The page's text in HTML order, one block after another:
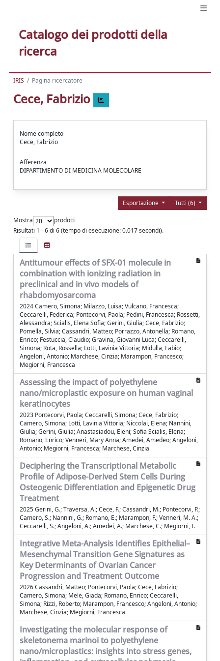
Catalogo dei prodotti della
ricerca
IRIS Pagina ricercatore
Cece, Fabrizio
Nome completo
Cece, Fabrizio
Afferenza
DIPARTIMENTO DI MEDICINA MOLECOLARE
Tutti (6)
Esportazione
Mostra
prodotti
Risultati 1 - 6 di 6 (tempo di esecuzione: 0.017 secondi).
Antitumour effects of SFX-01 molecule in
combination with ionizing radiation in
preclinical and in vivo models of
rhabdomyosarcoma
2024 Camero, Simona; Milazzo, Luisa; Vulcano, Francesca;
Ceccarelli, Federica; Pontecorvi, Paola; Pedini, Francesca; Rossetti,
Alessandra; Scialis, Elena Sofia; Gerini, Giulia; Cece, Fabrizio;
Pomella, Silvia; Cassandri, Matteo; Porrazzo, Antonella; Romano,
Enrico; Festuccia, Claudio; Gravina, Giovanni Luca; Ceccarelli,
Simona; Rota, Rossella; Lotti, Lavinia Vittoria; Midulla, Fabio;
Angeloni, Antonio; Marchese, Cinzia; Marampon, Francesco;
Megiorni, Francesca
Assessing the impact of polyethylene
nano/microplastic exposure on human vaginal
keratinocytes
2023 Pontecorvi, Paola; Ceccarelli, Simona; Cece, Fabrizio;
Camero, Simona; Lotti, Lavinia Vittoria; Niccolai, Elena; Nannini,
Giulia; Gerini, Giulia; Anastasiadou, Eleni; Sofia Scialis, Elena;
Romano, Enrico; Venneri, Mary Anna; Amedei, Amedeo; Angeloni,
Antonio; Megiorni, Francesca; Marchese, Cinzia
Deciphering the Transcriptional Metabolic
Profile of Adipose-Derived Stem Cells During
Osteogenic Differentiation and Epigenetic Drug
Treatment
2025 Gerini, G.; Traversa, A.; Cece, F.; Cassandri, M.; Pontecorvi, P.;
Camero, S.; Nannini, G.; Romano, E.; Marampon, F.; Venneri, M. A.;
Ceccarelli, S.; Angeloni, A.; Amedei, A.; Marchese, C.; Megiorni, F.
Integrative Meta-Analysis Identifies Epithelial–
Mesenchymal Transition Gene Signatures as
Key Determinants of Ovarian Cancer
Progression and Treatment Outcome
2026 Cassandri, Matteo; Pontecorvi, Paola; Cece, Fabrizio;
Camero, Simona; Mele, Giada; Romano, Enrico; Ceccarelli,
Simona; Rizzi, Roberto; Marampon, Francesco; Angeloni, Antonio;
Marchese, Cinzia; Megiorni, Francesca
Investigating the molecular response of
skeletonema marinoi to polyethylene
nano/microplastics: insights into stress genes,